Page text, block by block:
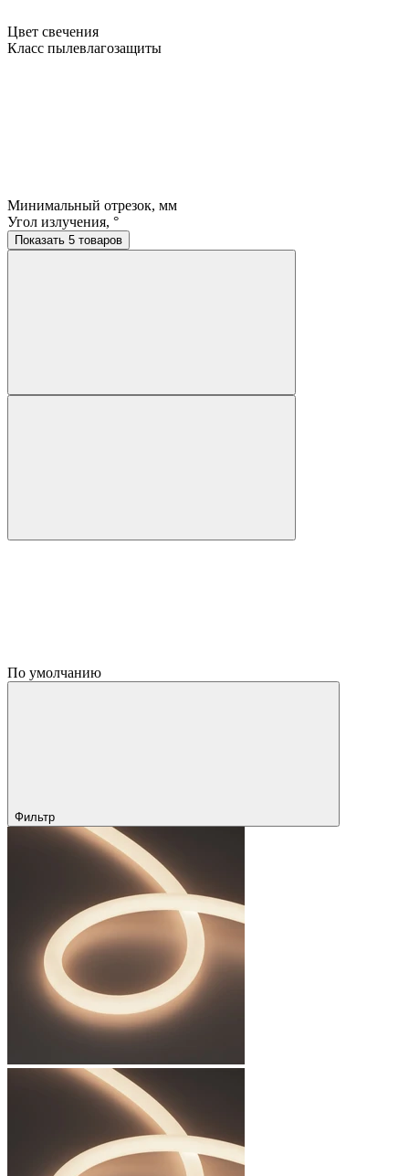
Цвет свечения
Класс пылевлагозащиты
Минимальный отрезок, мм
Угол излучения, °
Показать 5 товаров
По умолчанию
Фильтр